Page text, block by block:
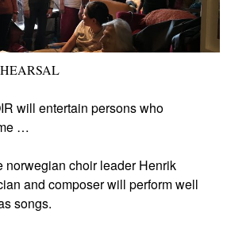
will entertain persons who
…
norwegian choir leader Henrik
and composer will perform well
songs.